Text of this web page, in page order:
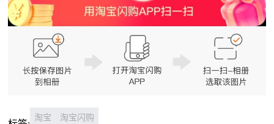
淘宝 淘宝闪购